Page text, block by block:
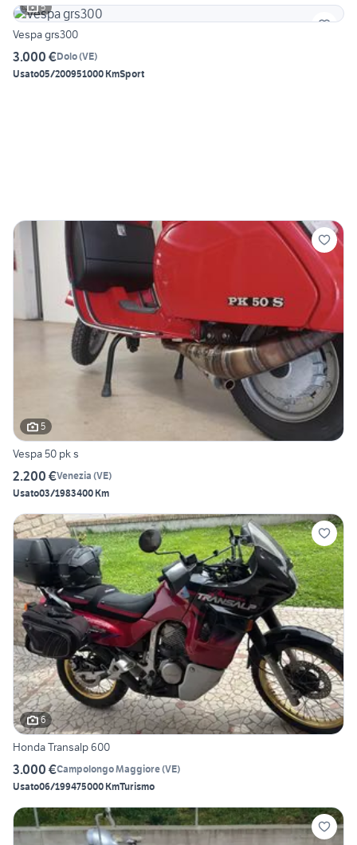
5
Vespa grs300
3.000 €Dolo(VE)
Usato05/200951000 KmSport
5
Vespa 50 pk s
2.200 €Venezia (VE)
Usato03/1983400 Km
6
Honda Transalp 600
3.000 €Campolongo Maggiore(VE)
Usato06/199475000 KmTurismo